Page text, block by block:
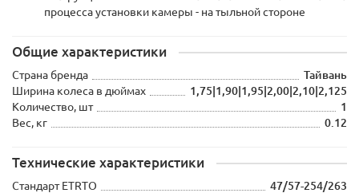
процесса установки камеры - на тыльной стороне
Общие характеристики
Страна бренда
Тайвань
Ширина колеса в дюймах
1,75|1,90|1,95|2,00|2,10|2,125
Количество, шт
1
Вес, кг
0.12
Технические характеристики
Стандарт ETRTO
47/57-254/263